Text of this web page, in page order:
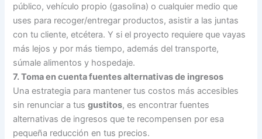
público, vehículo propio (gasolina) o cualquier medio que
uses para recoger/entregar productos, asistir a las juntas
con tu cliente, etcétera. Y si el proyecto requiere que vayas
más lejos y por más tiempo, además del transporte,
súmale alimentos y hospedaje.
7. Toma en cuenta fuentes alternativas de ingresos
Una estrategia para mantener tus costos más accesibles
sin renunciar a tusgustitos, es encontrar fuentes
alternativas de ingresos que te recompensen por esa
pequeña reducción en tus precios.